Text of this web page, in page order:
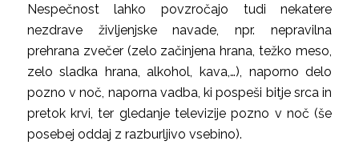
Nespečnost lahko povzročajo tudi nekatere
nezdrave življenjske navade, npr. nepravilna
prehrana zvečer (zelo začinjena hrana, težko meso,
zelo sladka hrana, alkohol, kava,…), naporno delo
pozno v noč, naporna vadba, ki pospeši bitje srca in
pretok krvi, ter gledanje televizije pozno v noč (še
posebej oddaj z razburljivo vsebino).